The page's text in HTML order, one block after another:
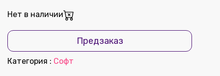
Нет в наличии
Предзаказ
Категория : Софт